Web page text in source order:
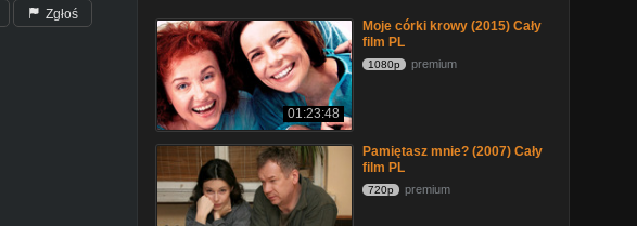
Zgłoś
01:23:48
Moje córki krowy (2015) Cały
film PL
1080p premium
Pamiętasz mnie? (2007) Cały
film PL
720p premium